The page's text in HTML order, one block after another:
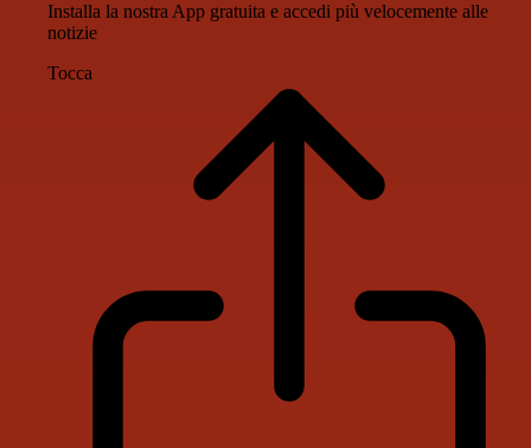
Installa la nostra App gratuita e accedi più velocemente alle
notizie
Tocca